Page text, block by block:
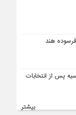
هند
پس از انتخابات
بیشتر